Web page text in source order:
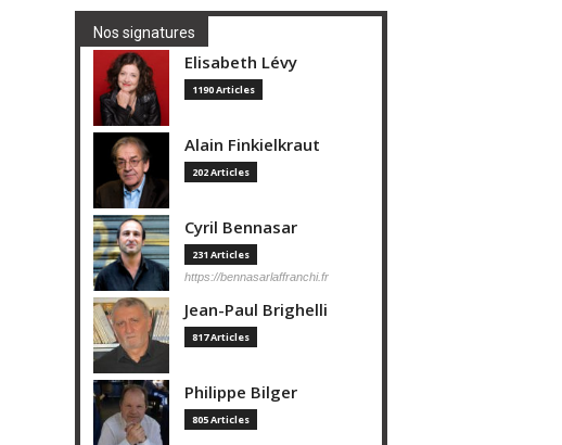
Nos signatures
Elisabeth Lévy
1190 Articles
Alain Finkielkraut
202 Articles
Cyril Bennasar
231 Articles
https://bennasarlaffranchi.fr
Jean-Paul Brighelli
817 Articles
Philippe Bilger
805 Articles